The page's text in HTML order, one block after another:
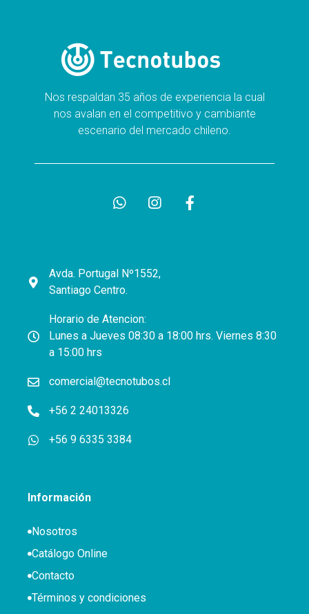
Nos respaldan 35 años de experiencia la cual
nos avalan en el competitivo y cambiante
escenario del mercado chileno.
Avda. Portugal Nº1552,
Santiago Centro.
Horario de Atencion:
Lunes a Jueves 08:30 a 18:00 hrs. Viernes 8:30
a 15:00 hrs
comercial@tecnotubos.cl
+56 2 24013326
+56 9 6335 3384
Información
Nosotros
Catálogo Online
Contacto
Términos y condiciones